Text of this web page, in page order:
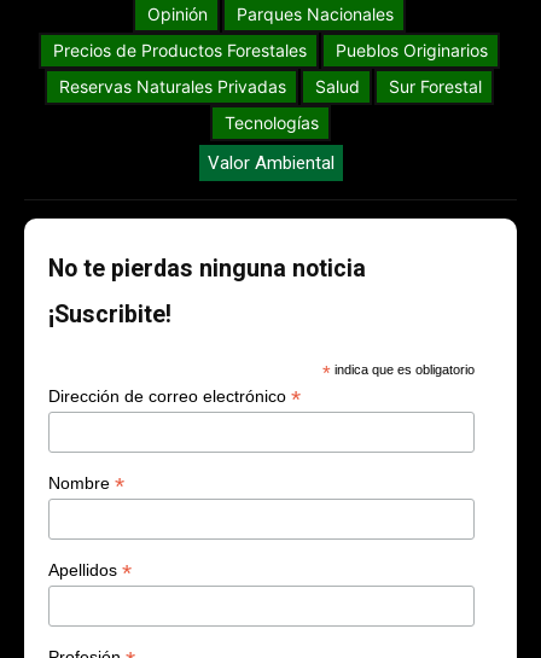
Opinión
Parques Nacionales
Precios de Productos Forestales
Pueblos Originarios
Reservas Naturales Privadas
Salud
Sur Forestal
Tecnologías
Valor Ambiental
No te pierdas ninguna noticia
¡Suscribite!
* indica que es obligatorio
Dirección de correo electrónico *
Nombre *
Apellidos *